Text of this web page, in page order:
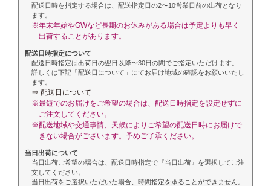
配送日時を指定する場合は、配送指定日の2〜10営業日前の出荷となり
ます。
※年末年始やGWなど長期のお休みがある場合は予定よりも早く
出荷することがあります。
配送日時指定について
配送日時指定は出荷日の翌日以降〜30日の間でご指定いただけます。
詳しくは下記「配送日について」にてお届け地域の確認をお願いいたし
ます。
⇒ 配送日について
※最短でのお届けをご希望の場合は、配送日時指定を設定せずに
ご注文してください。
※配送地域や交通事情、天候によりご希望の配送日時にお届けで
きない場合がございます。予めご了承ください。
当日出荷について
当日出荷ご希望の場合は、配送日時指定で『当日出荷』を選択してご注
文してください。
当日出荷をご選択いただいた場合、時間指定を承ることができません。